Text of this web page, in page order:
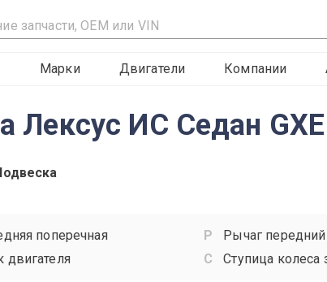
Марки Двигатели Компании
Лексус ИС Седан
поперечная
двигателя
Рычаг
Ступица колеса